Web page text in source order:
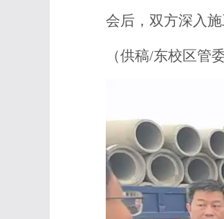
会后，双方深入施
（供稿/东校区管